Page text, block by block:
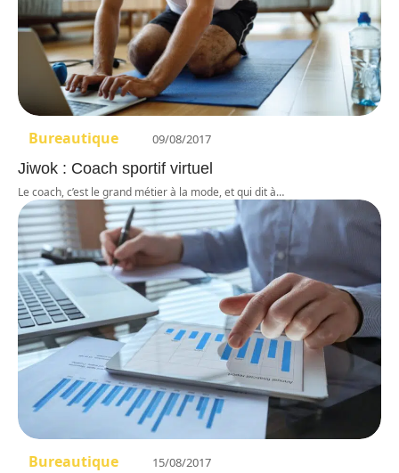
Bureautique 09/08/2017
Jiwok : Coach sportif virtuel
Le coach, c’est le grand métier à la mode, et qui dit à…
Bureautique 15/08/2017